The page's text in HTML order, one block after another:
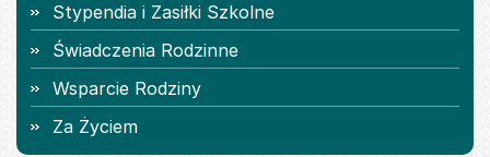
Stypendia i Zasiłki Szkolne
Świadczenia Rodzinne
Wsparcie Rodziny
Za Życiem